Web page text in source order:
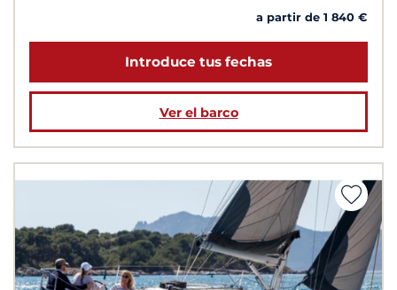
a partir de 1 840 €
Introduce tus fechas
Ver el barco